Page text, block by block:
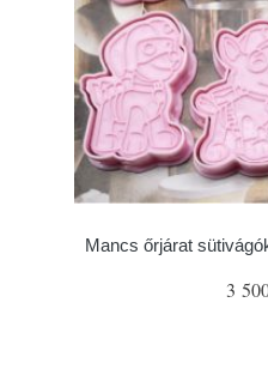
Mancs őrjárat
3